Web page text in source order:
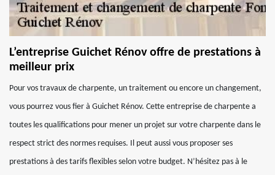
L’entreprise Guichet Rénov offre de prestations à
meilleur prix
Pour vos travaux de charpente, un traitement ou encore un changement,
vous pourrez vous fier à Guichet Rénov. Cette entreprise de charpente a
toutes les qualifications pour mener un projet sur votre charpente dans le
respect strict des normes requises. Il peut aussi vous proposer ses
prestations à des tarifs flexibles selon votre budget. N’hésitez pas à le